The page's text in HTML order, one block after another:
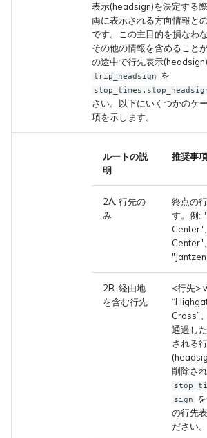
表示(headsign)を決定する
両に表示される方向情報と
です。この主目的を損なわ
その他の情報を含めること
の途中で行先表示(headsign)
trip_headsign を
さい。以下にいくつかのケ
項を示します。
ルートの説
明
推奨事項
2A. 行先の
み
終点の
す。例:
Center"
Center"
2B. 経由地
を含む行先
<行先>
Cross”
通過し
される
削除さ
sign
の行先
ださい。